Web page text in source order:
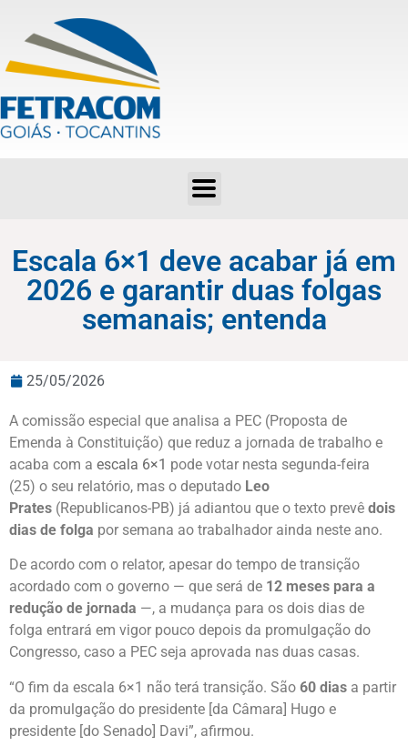
Escala 6×1 deve acabar já em
2026 e garantir duas folgas
semanais; entenda
25/05/2026
A comissão especial que analisa a PEC (Proposta de
Emenda à Constituição) que reduz a jornada de trabalho e
acaba com a escala 6×1 pode votar nesta segunda-feira
(25) o seu relatório, mas o deputado Leo
Prates (Republicanos-PB) já adiantou que o texto prevê dois
dias de folga por semana ao trabalhador ainda neste ano.
De acordo com o relator, apesar do tempo de transição
acordado com o governo — que será de 12 meses para a
redução de jornada —, a mudança para os dois dias de
folga entrará em vigor pouco depois da promulgação do
Congresso, caso a PEC seja aprovada nas duas casas.
“O fim da escala 6×1 não terá transição. São 60 dias a partir
da promulgação do presidente [da Câmara] Hugo e
presidente [do Senado] Davi”, afirmou.